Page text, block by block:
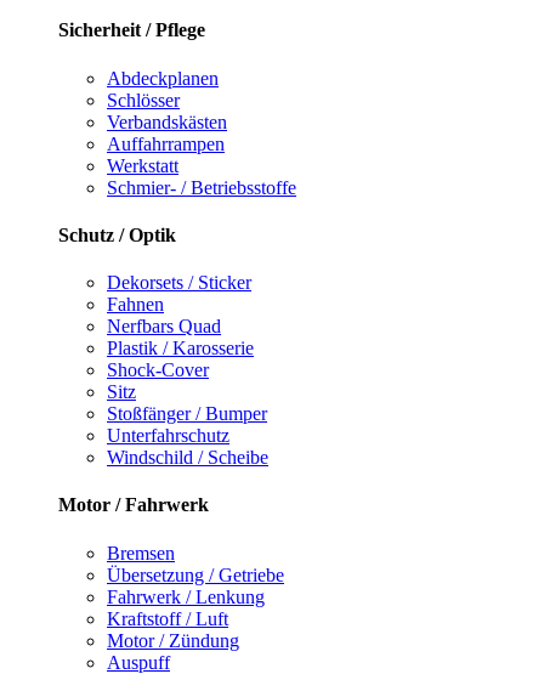
Sicherheit / Pflege
Abdeckplanen
Schlösser
Verbandskästen
Auffahrrampen
Werkstatt
Schmier- / Betriebsstoffe
Schutz / Optik
Dekorsets / Sticker
Fahnen
Nerfbars Quad
Plastik / Karosserie
Shock-Cover
Sitz
Stoßfänger / Bumper
Unterfahrschutz
Windschild / Scheibe
Motor / Fahrwerk
Bremsen
Übersetzung / Getriebe
Fahrwerk / Lenkung
Kraftstoff / Luft
Motor / Zündung
Auspuff